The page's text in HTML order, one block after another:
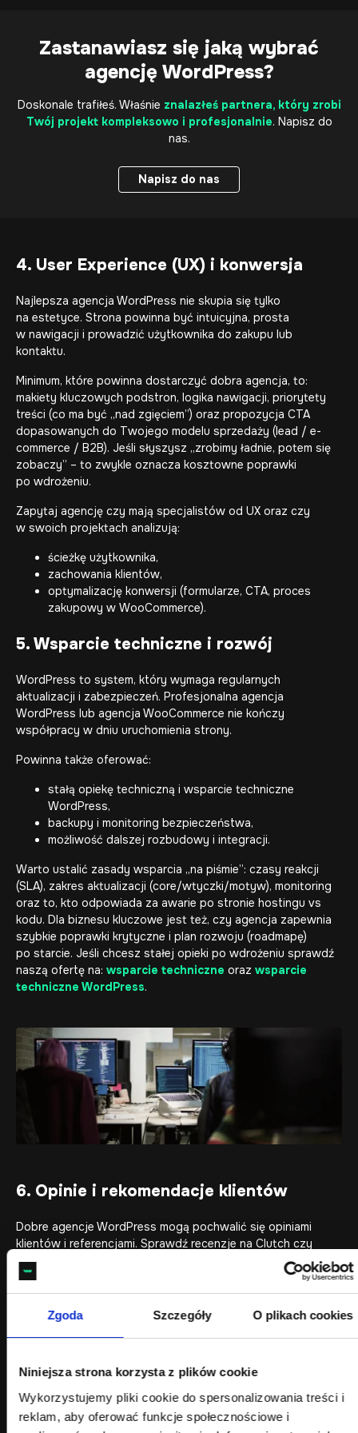
Zgoda Szczegóły O plikach cookies
Niniejsza strona korzysta z plików cookie
Wykorzystujemy pliki cookie do spersonalizowania treści i
reklam, aby oferować funkcje społecznościowe i
Zastanawiasz się jaką wybrać
agencję WordPress?
Doskonale trafiłeś. Właśnie znalazłeś partnera, który zrobi
Twój projekt kompleksowo i profesjonalnie. Napisz do
nas.
Napisz do nas
4. User Experience (UX) i konwersja
Najlepsza agencja WordPress nie skupia się tylko
na estetyce. Strona powinna być intuicyjna, prosta
w nawigacji i prowadzić użytkownika do zakupu lub
kontaktu.
Minimum, które powinna dostarczyć dobra agencja, to:
makiety kluczowych podstron, logika nawigacji, priorytety
treści (co ma być „nad zgięciem”) oraz propozycja CTA
dopasowanych do Twojego modelu sprzedaży (lead / e-
commerce / B2B). Jeśli słyszysz „zrobimy ładnie, potem się
zobaczy” – to zwykle oznacza kosztowne poprawki
po wdrożeniu.
Zapytaj agencję czy mają specjalistów od UX oraz czy
w swoich projektach analizują:
ścieżkę użytkownika,
zachowania klientów,
optymalizację konwersji (formularze, CTA, proces
zakupowy w WooCommerce).
5. Wsparcie techniczne i rozwój
WordPress to system, który wymaga regularnych
aktualizacji i zabezpieczeń. Profesjonalna agencja
WordPress lub agencja WooCommerce nie kończy
współpracy w dniu uruchomienia strony.
Powinna także oferować:
stałą opiekę techniczną i wsparcie techniczne
WordPress,
backupy i monitoring bezpieczeństwa,
możliwość dalszej rozbudowy i integracji.
Warto ustalić zasady wsparcia „na piśmie”: czasy reakcji
(SLA), zakres aktualizacji (core/wtyczki/motyw), monitoring
oraz to, kto odpowiada za awarie po stronie hostingu vs
kodu. Dla biznesu kluczowe jest też, czy agencja zapewnia
szybkie poprawki krytyczne i plan rozwoju (roadmapę)
po starcie. Jeśli chcesz stałej opieki po wdrożeniu sprawdź
naszą ofertę na: wsparcie techniczne oraz wsparcie
techniczne WordPress.
6. Opinie i rekomendacje klientów
Dobre agencje WordPress mogą pochwalić się opiniami
klientów i referencjami. Sprawdź recenzje na Clutch czy
w portfolio agencji. Jeśli agencja ma wieloletnich partnerów
– to znak, że warto jej zaufać.
Podpowiedź: zwracaj uwagę, czy opinie opisują konkret
(terminowość, jakość komunikacji, stabilność po wdrożeniu,
proaktywne doradztwo), a nie tylko ogólne „polecam”.
o podobnej skali i podobnych wymaganiach.
7. Transparentna wycena i komunikacja